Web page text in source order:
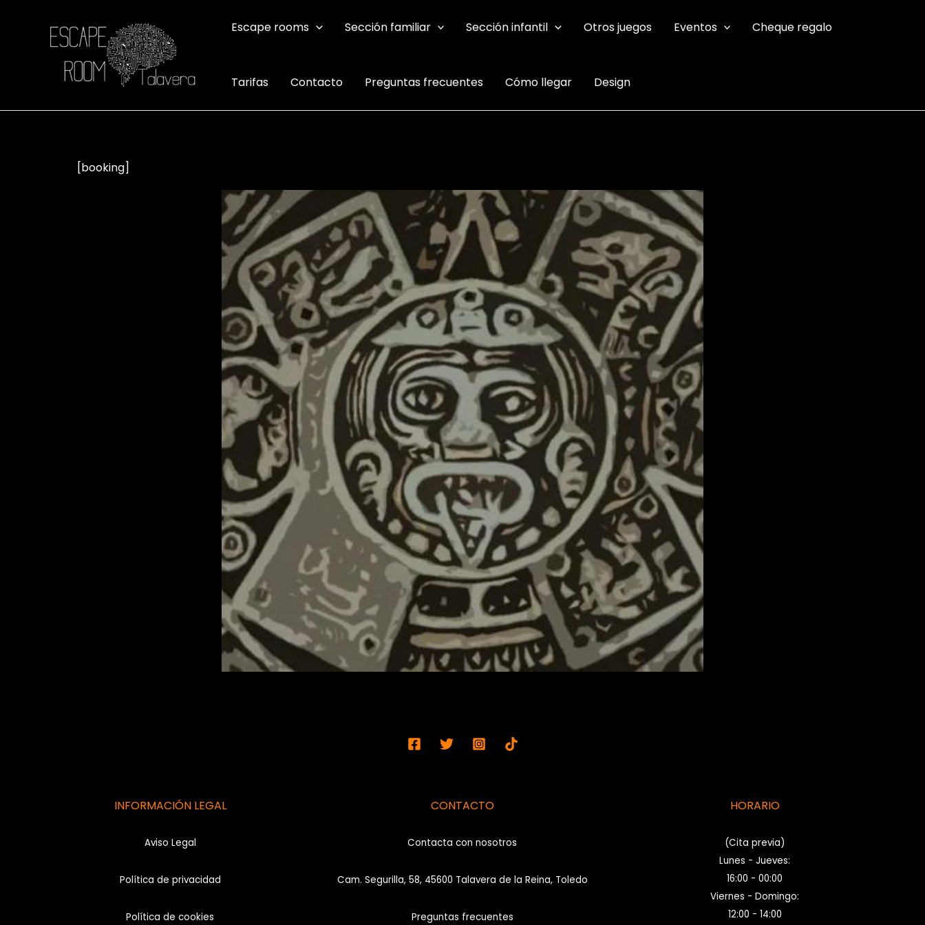
Escape rooms Sección familiar Sección infantil Otros juegos Eventos Cheque regalo
Tarifas Contacto Preguntas frecuentes Cómo llegar Design
[booking]
INFORMACIÓN LEGAL
Aviso Legal
Política de privacidad
Política de cookies
CONTACTO
Contacta con nosotros
Cam. Segurilla, 58, 45600 Talavera de la Reina, Toledo
Preguntas frecuentes
HORARIO
(Cita previa)
Lunes - Jueves:
16:00 - 00:00
Viernes - Domingo:
12:00 - 14:00